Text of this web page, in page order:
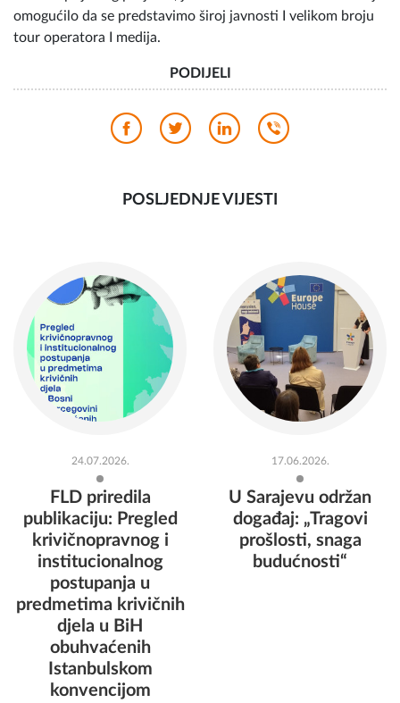
omogućilo da se predstavimo široj javnosti I velikom broju
tour operatora I medija.
PODIJELI
POSLJEDNJE VIJESTI
24.07.2026.
FLD priredila
publikaciju: Pregled
krivičnopravnog i
institucionalnog
postupanja u
predmetima krivičnih
djela u BiH
obuhvaćenih
Istanbulskom
konvencijom
17.06.2026.
U Sarajevu održan
događaj: „Tragovi
prošlosti, snaga
budućnosti“